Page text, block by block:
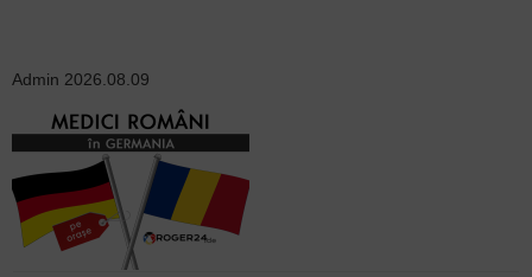
Admin 2026.08.09